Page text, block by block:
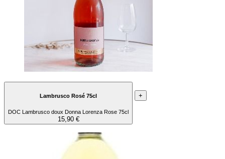
Lambrusco Rosé 75cl
DOC Lambrusco doux Donna Lorenza Rose 75cl
15,90 €
+